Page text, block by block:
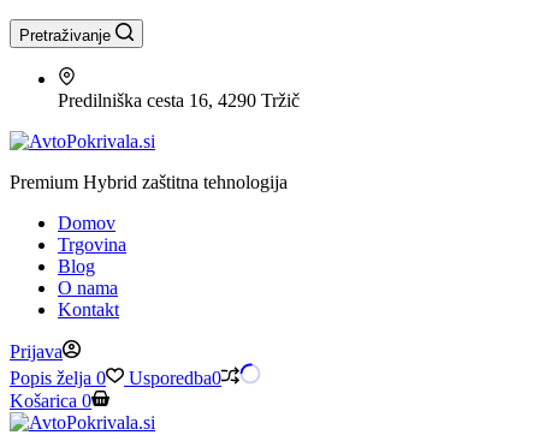
Pretraživanje
Predilniška cesta 16, 4290 Tržič
Premium Hybrid zaštitna tehnologija
Domov
Trgovina
Blog
O nama
Kontakt
Prijava
Popis želja 0 Usporedba0
Košarica 0